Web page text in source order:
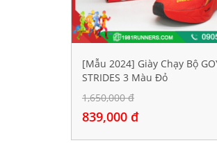
[Mẫu 2024] Giày Chạy Bộ
STRIDES 3 Màu Đỏ
1,650,000 đ
839,000 đ